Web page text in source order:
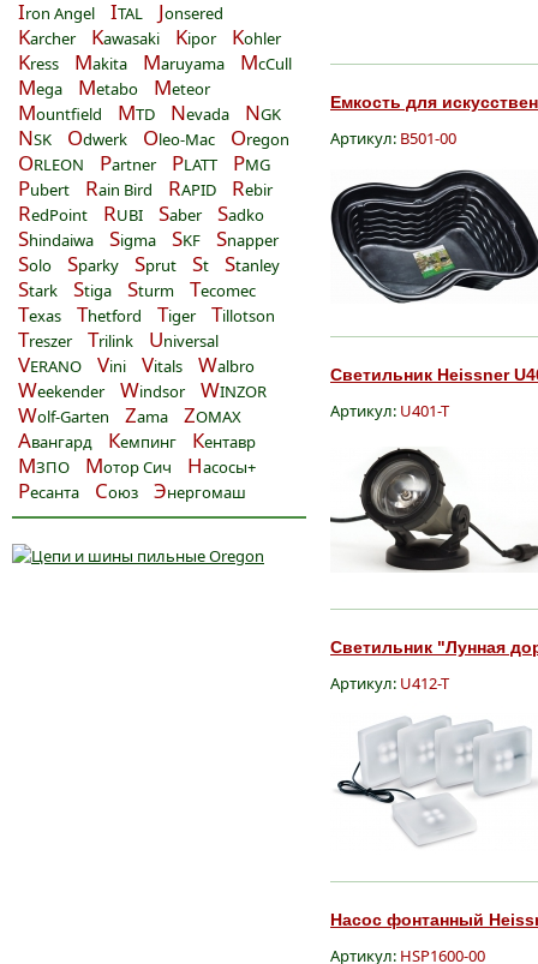
Iron Angel ITAL Jonsered
Karcher Kawasaki Kipor Kohler
Kress Makita Maruyama McCull
Mega Metabo Meteor
Mountfield MTD Nevada NGK
NSK Odwerk Oleo-Mac Oregon
ORLEON Partner PLATT PMG
Pubert Rain Bird RAPID Rebir
RedPoint RUBI Saber Sadko
Shindaiwa Sigma SKF Snapper
Solo Sparky Sprut St Stanley
Stark Stiga Sturm Tecomec
Texas Thetford Tiger Tillotson
Treszer Trilink Universal
VERANO Vini Vitals Walbro
Weekender Windsor WINZOR
Wolf-Garten Zama ZOMAX
Авангард Кемпинг Кентавр
МЗПО Мотор Сич Насосы+
Ресанта Союз Энергомаш
Емкость для
Артикул: B501-00
Светильник Heissner
Артикул: U401-T
Светильник "Лунная
Артикул: U412-T
Насос фонтанный
Артикул: HSP1600-00